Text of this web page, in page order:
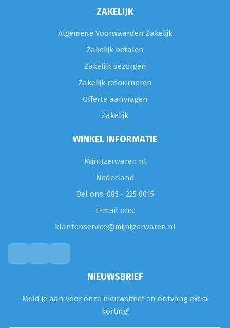
ZAKELIJK
Algemene Voorwaarden Zakelijk
Zakelijk betalen
Zakelijk bezorgen
Zakelijk retourneren
Offerte aanvragen
Zakelijk
WINKEL INFORMATIE
MijnIJzerwaren.nl
Nederland
Bel ons: 085 - 225 0015
E-mail ons:
klantenservice@mijnijzerwaren.nl
NIEUWSBRIEF
Meld je aan voor onze nieuwsbrief en ontvang extra
korting!